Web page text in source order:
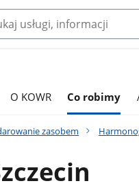
O KOWR Co robimy
zasobem